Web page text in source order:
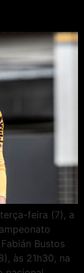
feira (7), a
Bustos
às 21h30, na